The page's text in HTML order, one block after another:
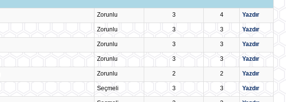
Zorunlu 3 4 Yazdır
Zorunlu 3 3 Yazdır
Zorunlu 3 3 Yazdır
Zorunlu 3 3 Yazdır
Zorunlu 2 2 Yazdır
Seçmeli 3 3 Yazdır